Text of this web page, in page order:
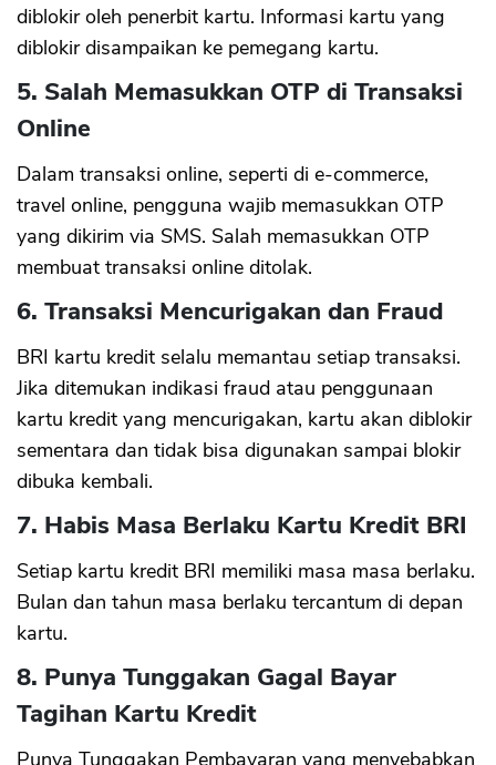
diblokir oleh penerbit kartu. Informasi kartu yang
diblokir disampaikan ke pemegang kartu.
5. Salah Memasukkan OTP di Transaksi
Online
Dalam transaksi online, seperti di e-commerce,
travel online, pengguna wajib memasukkan OTP
yang dikirim via SMS. Salah memasukkan OTP
membuat transaksi online ditolak.
6. Transaksi Mencurigakan dan Fraud
BRI kartu kredit selalu memantau setiap transaksi.
Jika ditemukan indikasi fraud atau penggunaan
kartu kredit yang mencurigakan, kartu akan diblokir
sementara dan tidak bisa digunakan sampai blokir
dibuka kembali.
7. Habis Masa Berlaku Kartu Kredit BRI
Setiap kartu kredit BRI memiliki masa masa berlaku.
Bulan dan tahun masa berlaku tercantum di depan
kartu.
8. Punya Tunggakan Gagal Bayar
Tagihan Kartu Kredit
Punya Tunggakan Pembayaran yang menyebabkan